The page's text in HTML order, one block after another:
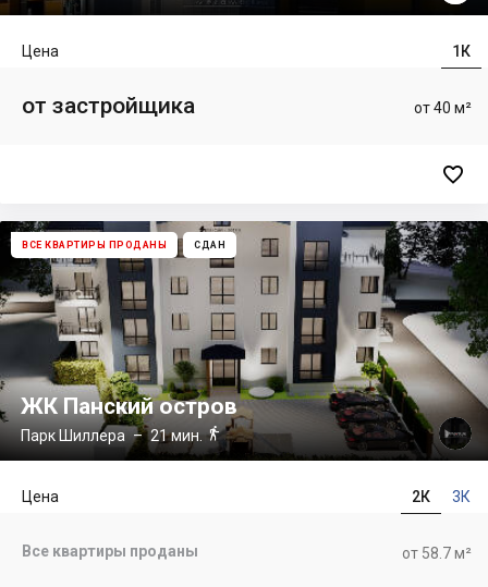
1К
Цена
от 40 м²
от застройщика

ВСЕ КВАРТИРЫ ПРОДАНЫ СДАН
ЖК Панский остров
Парк Шиллера – 21 мин.
2К 3К
Цена
от 58.7 м²
Все квартиры проданы